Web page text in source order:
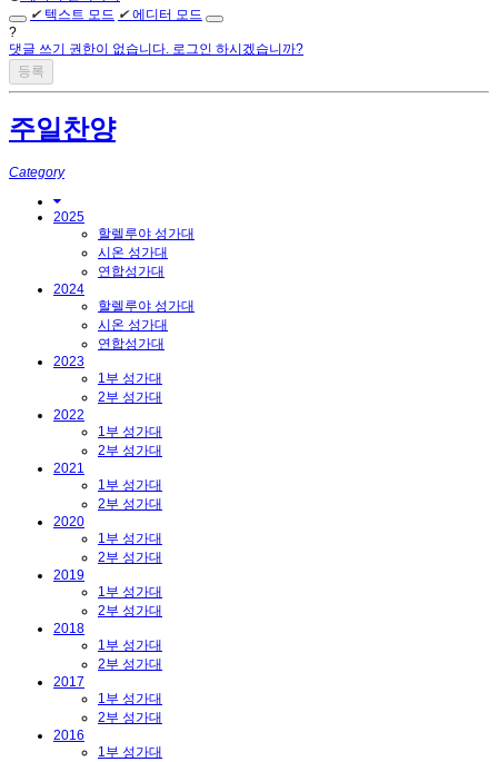
✔ 텍스트 모드 ✔에디터 모드
?
댓글 쓰기 권한이 없습니다. 로그인 하시겠습니까?
주일찬양
Category
2025
할렐루야 성가대
시온 성가대
연합성가대
2024
할렐루야 성가대
시온 성가대
연합성가대
2023
1부 성가대
2부 성가대
2022
1부 성가대
2부 성가대
2021
1부 성가대
2부 성가대
2020
1부 성가대
2부 성가대
2019
1부 성가대
2부 성가대
2018
1부 성가대
2부 성가대
2017
1부 성가대
2부 성가대
2016
1부 성가대